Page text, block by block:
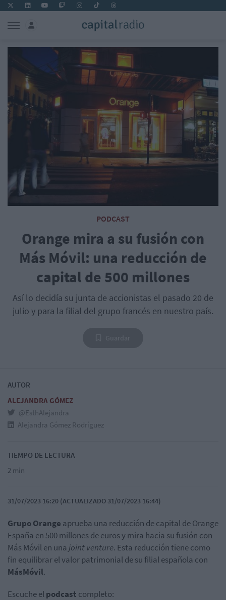
PODCAST
Orange mira a su fusión con
Más Móvil: una reducción de
capital de 500 millones
Así lo decidía su junta de accionistas el pasado 20 de
julio y para la filial del grupo francés en nuestro país.
AUTOR
ALEJANDRA GÓMEZ
@EsthAlejandra
Alejandra Gómez Rodríguez
TIEMPO DE LECTURA
2 min
31/07/2023 16:20 (ACTUALIZADO 31/07/2023 16:44)
Grupo Orange aprueba una reducción de capital de Orange
España en 500 millones de euros y mira hacia su fusión con
Más Móvil en una joint venture. Esta reducción tiene como
fin equilibrar el valor patrimonial de su filial española con
MásMóvil.
Escuche elpodcast completo: